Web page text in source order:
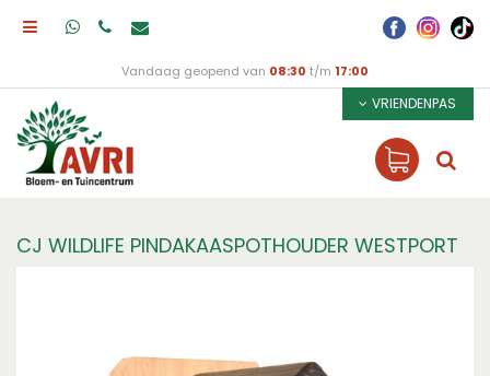
Vandaag geopend van 08:30 t/m 17:00
VRIENDENPAS
CJ WILDLIFE PINDAKAASPOTHOUDER WESTPORT